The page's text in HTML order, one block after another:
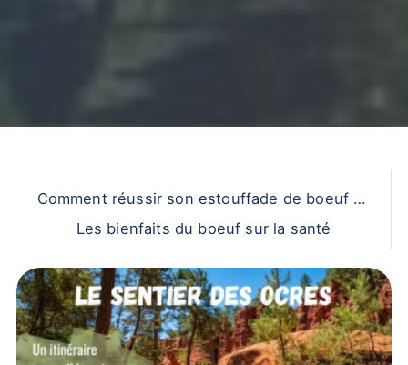
Comment réussir son estouffade de boeuf à l
a provençale
Les bienfaits du boeuf sur la santé